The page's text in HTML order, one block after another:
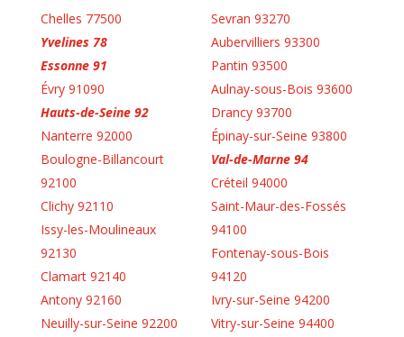
Chelles 77500
Yvelines 78
Essonne 91
Évry 91090
Hauts-de-Seine 92
Nanterre 92000
Boulogne-Billancourt
92100
Clichy 92110
Issy-les-Moulineaux
92130
Clamart 92140
Antony 92160
Neuilly-sur-Seine 92200
Sevran 93270
Aubervilliers 93300
Pantin 93500
Aulnay-sous-Bois 93600
Drancy 93700
Épinay-sur-Seine 93800
Val-de-Marne 94
Créteil 94000
Saint-Maur-des-Fossés
94100
Fontenay-sous-Bois
94120
Ivry-sur-Seine 94200
Vitry-sur-Seine 94400